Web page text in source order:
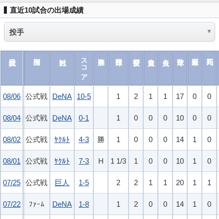
直近10試合の出場成績
08/06
08/04
08/02
08/01
07/25
07/22
スコア
08/06 公式戦 DeNA 10-5 1 2 1 1 17 0 0
08/04 公式戦 DeNA 0-1 1 0 0 0 10 0 0
08/02 公式戦 ﾔｸﾙﾄ 4-3 勝 1 0 0 0 14 1 0
08/01 公式戦 ﾔｸﾙﾄ 7-3 H 1 1/3 1 0 0 10 1 0
07/25 公式戦 巨人 1-5 2 2 1 1 20 1 1
07/22 ﾌｧｰﾑ DeNA 1-8 1 2 0 0 14 1 0